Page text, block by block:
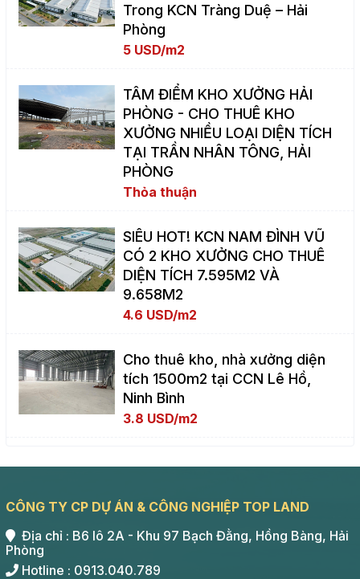
Trong KCN Tràng Duệ – Hải
Phòng
5 USD/m2
TÂM ĐIỂM KHO XƯỞNG HẢI
PHÒNG - CHO THUÊ KHO
XƯỞNG NHIỀU LOẠI DIỆN TÍCH
TẠI TRẦN NHÂN TÔNG, HẢI
PHÒNG
Thỏa thuận
SIÊU HOT! KCN NAM ĐÌNH VŨ
CÓ 2 KHO XƯỞNG CHO THUÊ
DIỆN TÍCH 7.595M2 VÀ
9.658M2
4.6 USD/m2
Cho thuê kho, nhà xưởng diện
tích 1500m2 tại CCN Lê Hồ,
Ninh Bình
3.8 USD/m2
CÔNG TY CP DỰ ÁN & CÔNG NGHIỆP TOP LAND
Địa chỉ : B6 lô 2A - Khu 97 Bạch Đằng, Hồng Bàng, Hải
Phòng
Hotline : 0913.040.789